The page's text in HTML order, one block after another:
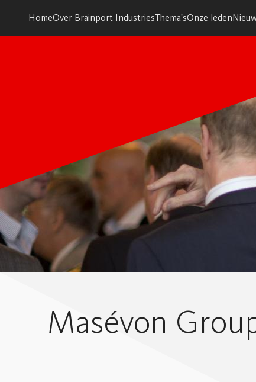
HomeOver Brainport IndustriesThema'sOnze leden
Masévon